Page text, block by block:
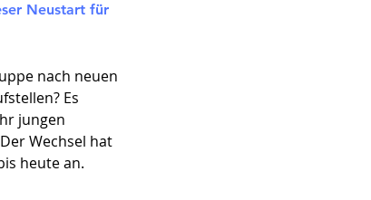
Neustart für
nach neuen
Es
jungen
Wechsel hat
heute an.